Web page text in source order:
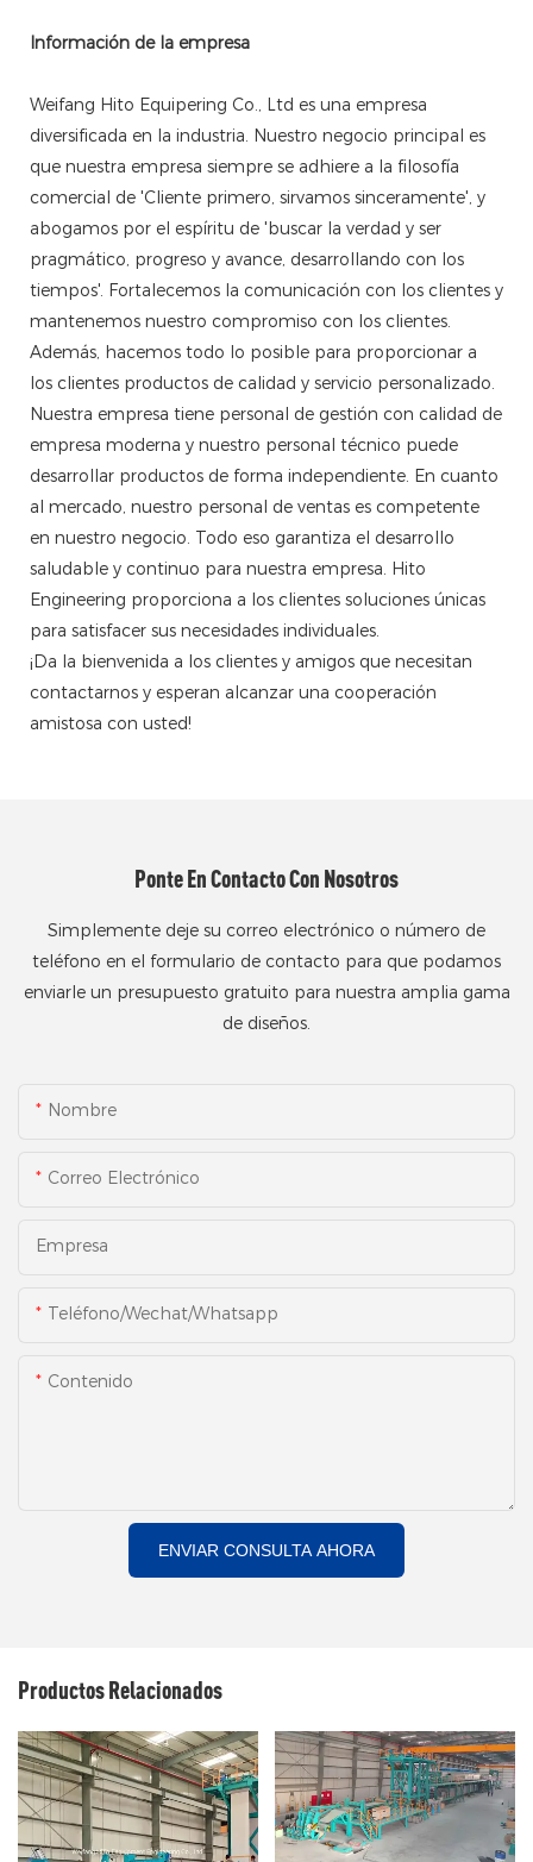
Información de la empresa
Weifang Hito Equipering Co., Ltd es una empresa
diversificada en la industria. Nuestro negocio principal es
que nuestra empresa siempre se adhiere a la filosofía
comercial de 'Cliente primero, sirvamos sinceramente', y
abogamos por el espíritu de 'buscar la verdad y ser
pragmático, progreso y avance, desarrollando con los
tiempos'. Fortalecemos la comunicación con los clientes y
mantenemos nuestro compromiso con los clientes.
Además, hacemos todo lo posible para proporcionar a
los clientes productos de calidad y servicio personalizado.
Nuestra empresa tiene personal de gestión con calidad de
empresa moderna y nuestro personal técnico puede
desarrollar productos de forma independiente. En cuanto
al mercado, nuestro personal de ventas es competente
en nuestro negocio. Todo eso garantiza el desarrollo
saludable y continuo para nuestra empresa. Hito
Engineering proporciona a los clientes soluciones únicas
para satisfacer sus necesidades individuales.
¡Da la bienvenida a los clientes y amigos que necesitan
contactarnos y esperan alcanzar una cooperación
amistosa con usted!
Ponte En Contacto Con Nosotros
Simplemente deje su correo electrónico o número de
teléfono en el formulario de contacto para que podamos
enviarle un presupuesto gratuito para nuestra amplia gama
de diseños.
Nombre
Correo Electrónico
Empresa
Teléfono/Wechat/Whatsapp
Contenido
ENVIAR CONSULTA AHORA
Productos Relacionados